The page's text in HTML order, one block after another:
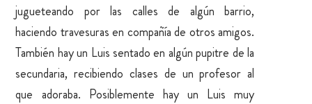
jugueteando por las calles de algún barrio,
haciendo travesuras en compañía de otros amigos.
También hay un Luis sentado en algún pupitre de la
secundaria, recibiendo clases de un profesor al
que adoraba. Posiblemente hay un Luis muy